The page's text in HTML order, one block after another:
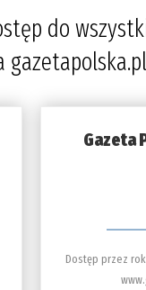
do
gazetapolska.pl
Gazeta
Dostęp przez